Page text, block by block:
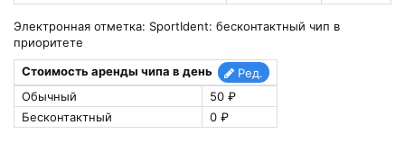
Электронная отметка: SportIdent: бесконтактный чип в
приоритете
Стоимость аренды чипа в день
Ред.
Обычный
50 ₽
Бесконтактный
0 ₽